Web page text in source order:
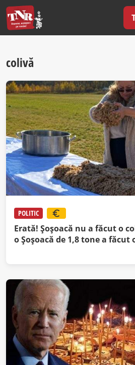
colivă
POLITIC
Erată! Șoșoacă nu a făcut o
o Șoșoacă de 1,8 tone a făcut